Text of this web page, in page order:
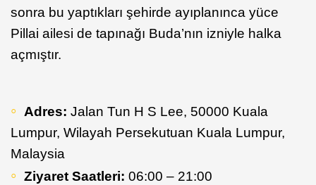
sonra bu yaptıkları şehirde ayıplanınca yüce
Pillai ailesi de tapınağı Buda’nın izniyle halka
açmıştır.
Adres: Jalan Tun H S Lee, 50000 Kuala
Lumpur, Wilayah Persekutuan Kuala Lumpur,
Malaysia
Ziyaret Saatleri: 06:00 – 21:00